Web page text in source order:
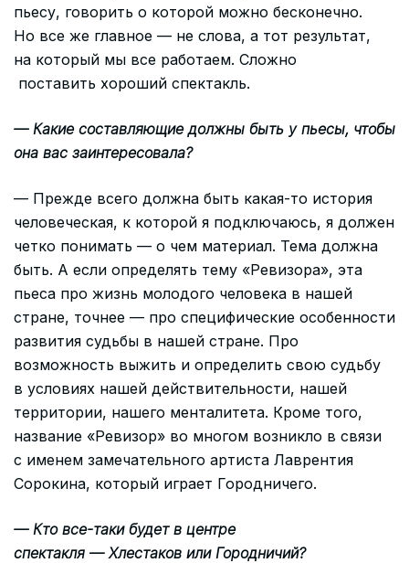
пьесу, говорить о которой можно бесконечно.
Но все же главное — не слова, а тот результат,
на который мы все работаем. Сложно
поставить хороший спектакль.
— Какие составляющие должны быть у пьесы, чтобы
она вас заинтересовала?
— Прежде всего должна быть какая-то история
человеческая, к которой я подключаюсь, я должен
четко понимать — о чем материал. Тема должна
быть. А если определять тему «Ревизора», эта
пьеса про жизнь молодого человека в нашей
стране, точнее — про специфические особенности
развития судьбы в нашей стране. Про
возможность выжить и определить свою судьбу
в условиях нашей действительности, нашей
территории, нашего менталитета. Кроме того,
название «Ревизор» во многом возникло в связи
с именем замечательного артиста Лаврентия
Сорокина, который играет Городничего.
— Кто все-таки будет в центре
спектакля — Хлестаков или Городничий?